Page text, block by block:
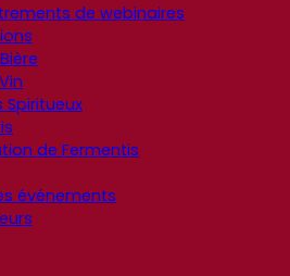
de webinaires
Spiritueux
de Fermentis
événements